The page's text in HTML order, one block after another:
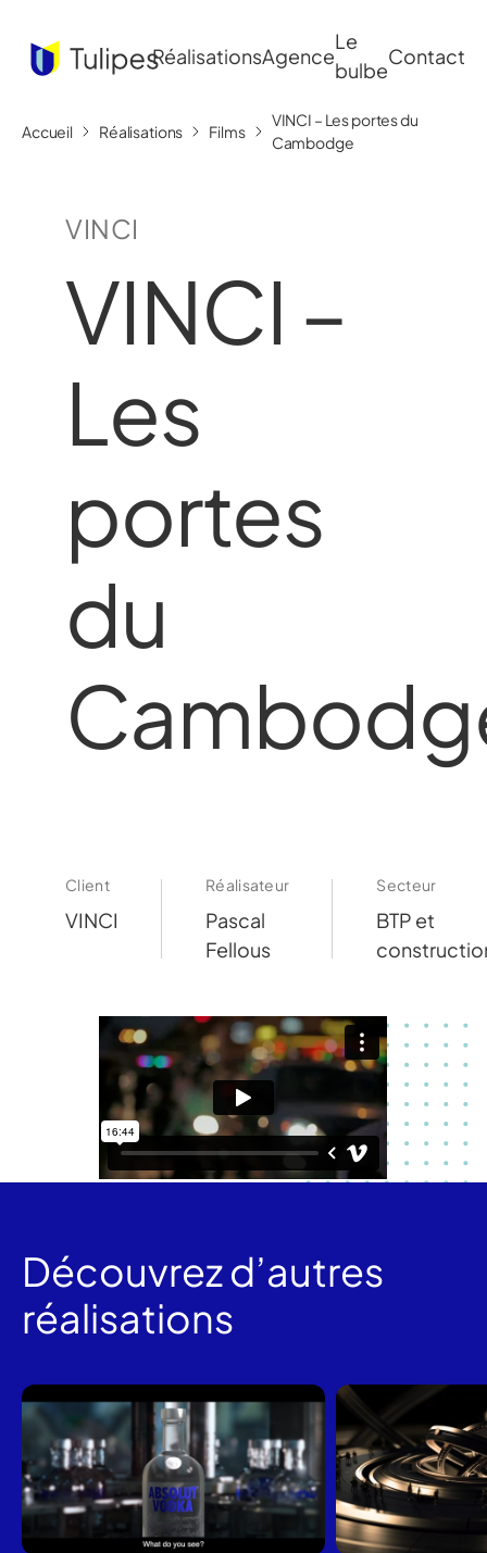
RéalisationsAgence
Le
bulbe
Contact
Accueil Réalisations Films
VINCI – Les portes du
Cambodge
VINCI
VINCI –
Les
portes
du
Client
VINCI
Réalisateur
Pascal
Fellous
Secteur
BTP et
Découvrez d’autres
réalisations